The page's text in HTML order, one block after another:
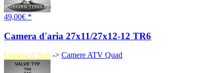
49,00€ *
Camera d'aria 27x11/27x12-12 TR6
Camere d´Aria -> Camere ATV Quad